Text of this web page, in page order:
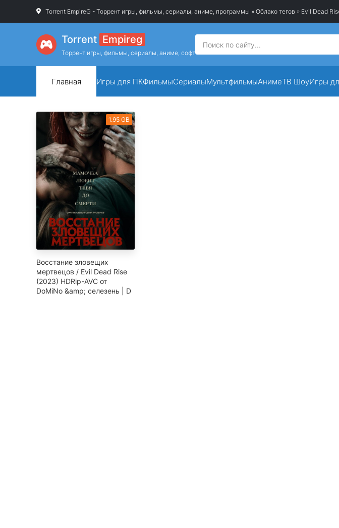
Torrent EmpireG - Торрент игры, фильмы, сериалы, аниме, программы » Облако тегов » Evil Dead
Torrent Empireg
Торрент игры, фильмы, сериалы, аниме, софт
Главная Игры для ПКФильмыСериалыМультфильмыАнимеТВ ШоуИгры
1.95 GB
Восстание зловещих
мертвецов / Evil Dead Rise
(2023) HDRip-AVC от
DoMiNo &amp; селезень | D